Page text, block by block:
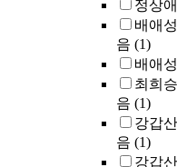
정상애
배애성
음 (1)
배애성
최희승
음 (1)
강갑산
음 (1)
강갑산